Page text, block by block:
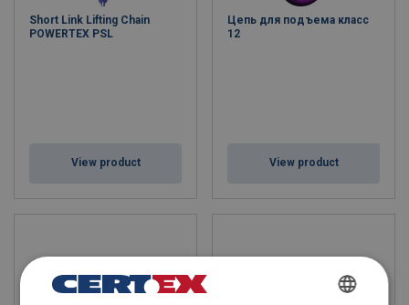
Short Link Lifting Chain
POWERTEX PSL
View product
Цепь для подъема класс
12
View product